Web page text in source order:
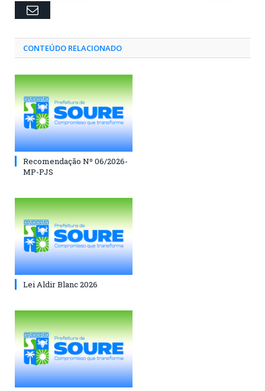
Email
CONTEÚDO RELACIONADO
Recomendação Nº 06/2026-
MP-PJS
Lei Aldir Blanc 2026